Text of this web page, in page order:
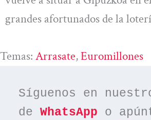
grandes afortunados de la
Temas: Arrasate, Euromillones
Síguenos en
de WhatsApp o